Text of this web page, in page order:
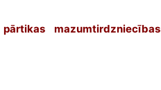
mazumtirdzniecības